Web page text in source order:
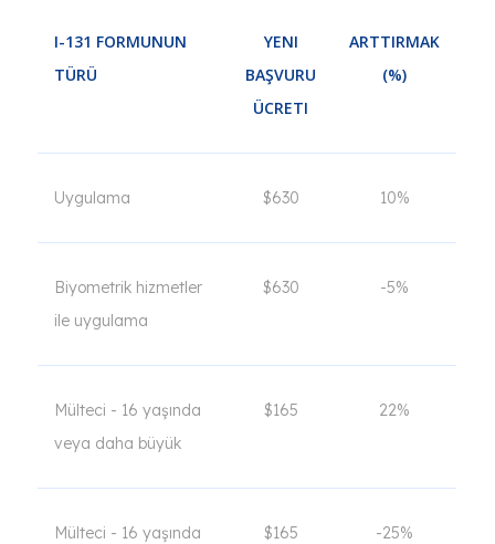
I-131 FORMUNUN
TÜRÜ
YENI
BAŞVURU
ÜCRETI
ARTTIRMAK
(%)
Uygulama $630 10%
Biyometrik hizmetler
ile uygulama
$630 -5%
Mülteci - 16 yaşında
veya daha büyük
$165 22%
Mülteci - 16 yaşında
$165 -25%